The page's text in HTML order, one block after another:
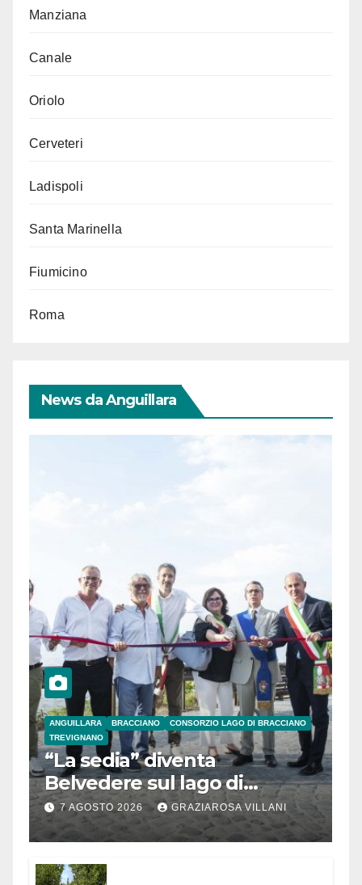
Manziana
Canale
Oriolo
Cerveteri
Ladispoli
Santa Marinella
Fiumicino
Roma
News da Anguillara
ANGUILLARA BRACCIANO
CONSORZIO LAGO DI BRACCIANO
TREVIGNANO
“La sedia” diventa
Belvedere sul lago di
Bracciano: ieri
l’inaugurazione
7 AGOSTO 2026 GRAZIAROSA VILLANI